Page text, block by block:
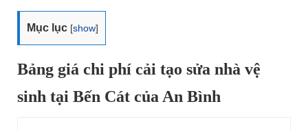
Mục lục [show]
Bảng giá chi phí cải tạo sửa nhà vệ
sinh tại Bến Cát của An Bình